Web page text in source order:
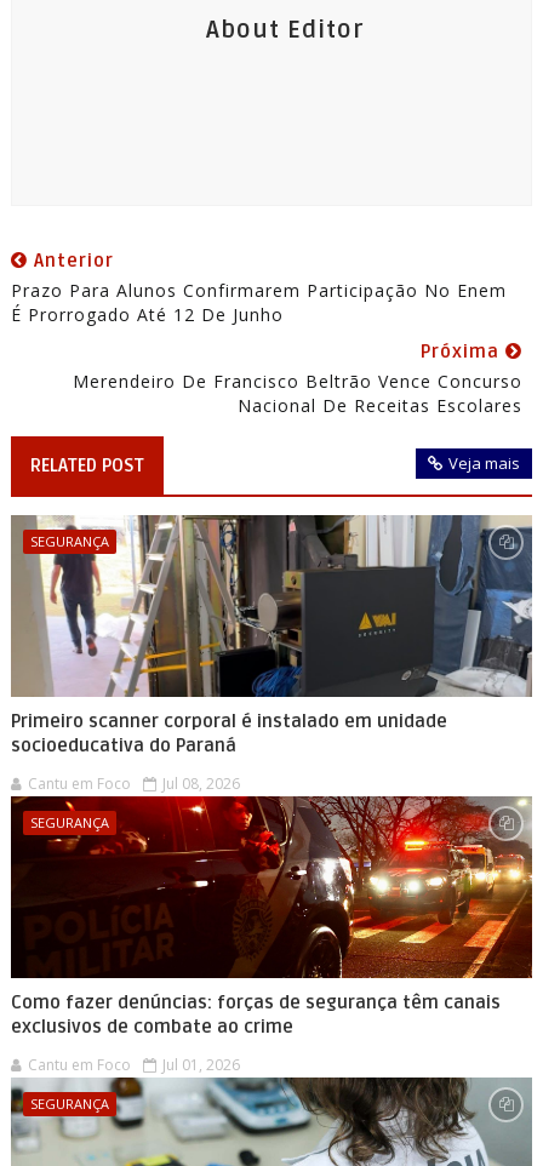
About Editor
Anterior
Prazo Para Alunos Confirmarem Participação No Enem
É Prorrogado Até 12 De Junho
Próxima
Merendeiro De Francisco Beltrão Vence Concurso
Nacional De Receitas Escolares
RELATED POST Veja mais
SEGURANÇA
Primeiro scanner corporal é instalado em unidade
socioeducativa do Paraná
Cantu em Foco Jul 08, 2026
SEGURANÇA
Como fazer denúncias: forças de segurança têm canais
exclusivos de combate ao crime
Cantu em Foco Jul 01, 2026
SEGURANÇA